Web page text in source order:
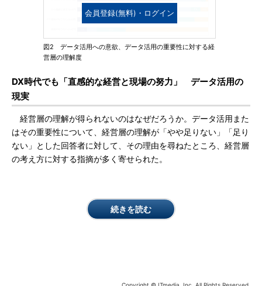
会員登録(無料)・ログイン
図2 データ活用への意欲、データ活用の重要性に対する経
営層の理解度
DX時代でも「直感的な経営と現場の努力」 データ活用の
現実
経営層の理解が得られないのはなぜだろうか。データ活用また
はその重要性について、経営層の理解が「やや足りない」「足り
ない」とした回答者に対して、その理由を尋ねたところ、経営層
の考え方に対する指摘が多く寄せられた。
続きを読む